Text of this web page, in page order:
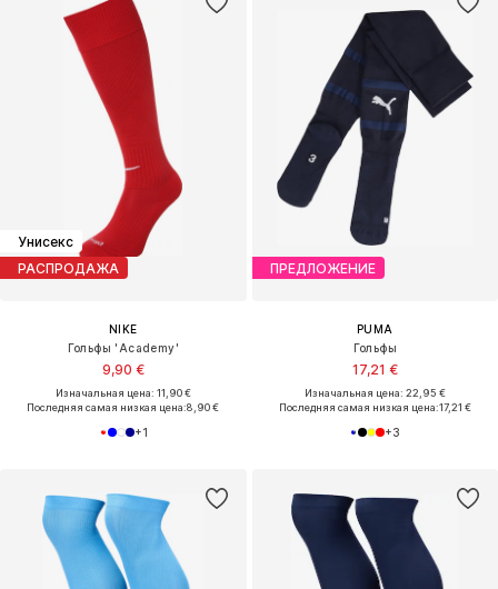
Унисекс
РАСПРОДАЖА
NIKE
Гольфы 'Academy'
9,90 €
Изначальная цена: 11,90 €
Последняя самая низкая цена:8,90 €
+1
ПРЕДЛОЖЕНИЕ
PUMA
Гольфы
17,21 €
Изначальная цена: 22,95 €
Последняя самая низкая цена:17,21 €
+3